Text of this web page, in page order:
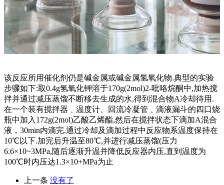
该反应所用催化剂仍是碱金属或碱金属氢氧化物.典型的实验
步骤如下:取0.4g氢氧化钾溶于170g(2mol)2-吡咯烷酮中,加热搅
拌并通过减压蒸馏不断移去生成的水,得到混合物A冷却待用.
在一个装有搅拌器﹑温度计、回流冷凝管﹑滴液漏斗的四口烧
瓶中加入172g(2mol)乙酸乙烯酯,然后在搅拌状态下滴加A混合
液，30min内滴完.通过冷却及滴加过程中反应物系温度保持在
10℃以下.加完后升温至80℃,并进行减压蒸馏(压力
6.6×10~3MPa,随后逐渐升温并降低反应器内压,直到温度为
100℃时内压达1.3×10+MPa为止
上一条 没有了